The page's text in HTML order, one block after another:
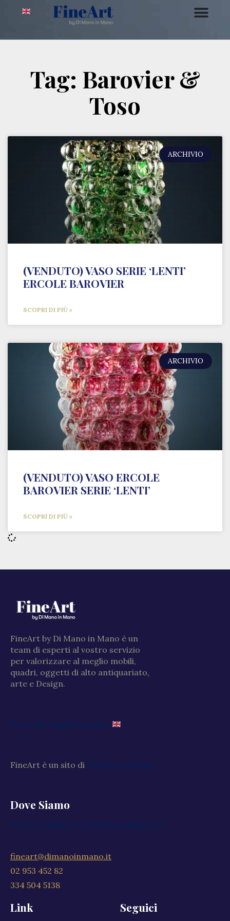
Tag: Barovier &
Toso
ARCHIVIO
(VENDUTO) VASO SERIE ‘LENTI’
ERCOLE BAROVIER
SCOPRI DI PIÙ »
ARCHIVIO
(VENDUTO) VASO ERCOLE
BAROVIER SERIE ‘LENTI’
SCOPRI DI PIÙ »
FineArt by Di Mano in Mano è un
team di esperti al vostro servizio
per valorizzare al meglio mobili,
quadri, oggetti di alto antiquariato,
arte e Design.
Go to the English website
FineArt è un sito di Di Mano in Mano
Dove Siamo
Via XXV Aprile, 59, 20040 Cambiago MI
fineart@dimanoinmano.it
02 953 452 82
334 504 5138
Link Seguici